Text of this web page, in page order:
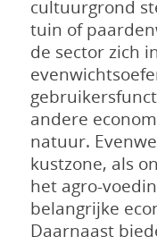
cultuurgrond
tuin of
de sector zich
andere
natuur.
kustzone, als
het agro-
belangrijke
Daarnaast